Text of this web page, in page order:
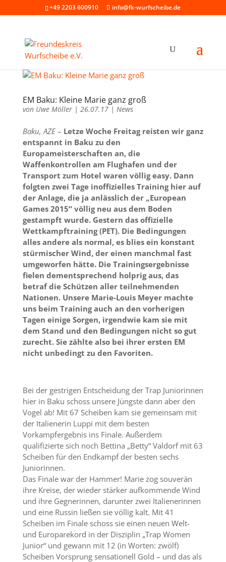
+49 2203 600910 info@fk-wurfscheibe.de
EM Baku: Kleine Marie ganz groß
von Uwe Möller| 26.07.17| News
Baku, AZE– Letze Woche Freitag reisten wir ganz
entspannt in Baku zu den
Europameisterschaften an, die
Waffenkontrollen am Flughafen und der
Transport zum Hotel waren völlig easy. Dann
folgten zwei Tage inoffizielles Training hier auf
der Anlage, die ja anlässlich der „European
Games 2015“ völlig neu aus dem Boden
gestampft wurde. Gestern das offizielle
Wettkampftraining (PET). Die Bedingungen
alles andere als normal, es blies ein konstant
stürmischer Wind, der einen manchmal fast
umgeworfen hätte. Die Trainingsergebnisse
fielen dementsprechend holprig aus, das
betraf die Schützen aller teilnehmenden
Nationen. Unsere Marie-Louis Meyer machte
uns beim Training auch an den vorherigen
Tagen einige Sorgen, irgendwie kam sie mit
dem Stand und den Bedingungen nicht so gut
zurecht. Sie zählte also bei ihrer ersten EM
nicht unbedingt zu den Favoriten.
Bei der gestrigen Entscheidung der Trap Juniorinnen
hier in Baku schoss unsere Jüngste dann aber den
Vogel ab! Mit 67 Scheiben kam sie gemeinsam mit
der Italienerin Luppi mit dem besten
Vorkampfergebnis ins Finale. Außerdem
qualifizierte sich noch Bettina „Betty“ Valdorf mit 63
Scheiben für den Endkampf der besten sechs
Juniorinnen.
Das Finale war der Hammer! Marie zog souverän
ihre Kreise, der wieder stärker aufkommende Wind
und ihre Gegnerinnen, darunter zwei Italienerinnen
und eine Russin ließen sie völlig kalt. Mit 41
Scheiben im Finale schoss sie einen neuen Welt-
und Europarekord in der Disziplin „Trap Women
Junior“ und gewann mit 12 (in Worten: zwölf)
Scheiben Vorsprung sensationell Gold – und das als